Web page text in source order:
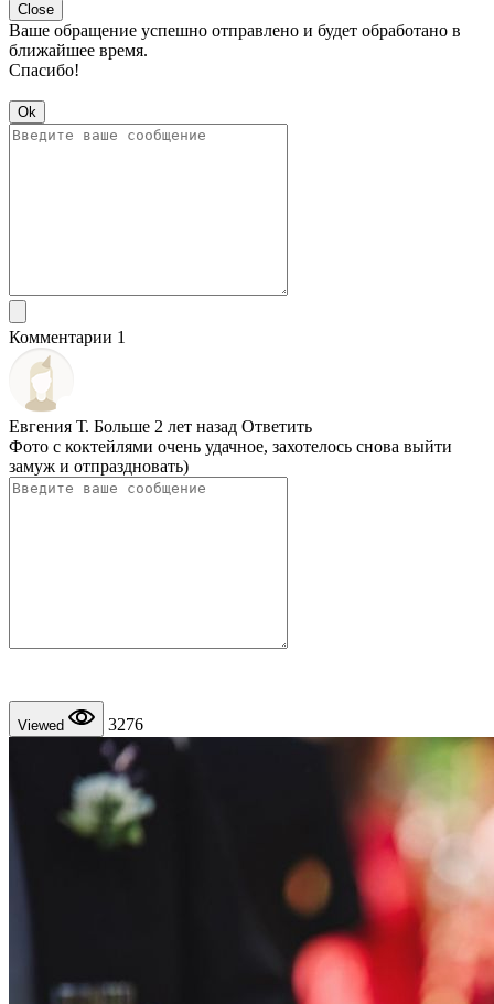
Close
Ваше обращение успешно отправлено и будет обработано в
ближайшее время.
Спасибо!
Ok
Комментарии 1
Евгения Т. Больше 2 лет назад Ответить
Фото с коктейлями очень удачное, захотелось снова выйти
замуж и отпраздновать)
Viewed 3276